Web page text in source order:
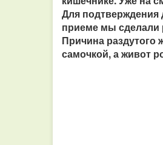
Для подтверждения
приеме мы сделали
Причина раздутого
самочкой, а живот